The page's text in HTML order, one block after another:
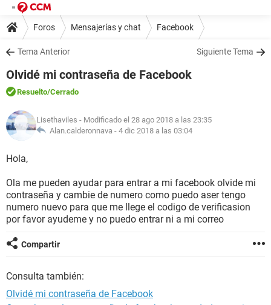
Foros Mensajerías y chat Facebook
Tema Anterior Siguiente Tema
Olvidé mi contraseña de Facebook
Resuelto/Cerrado
Lisethaviles - Modificado el 28 ago 2018 a las 23:35
Alan.calderonnava - 4 dic 2018 a las 03:04
Hola,
Ola me pueden ayudar para entrar a mi facebook olvide mi
contraseña y cambie de numero como puedo aser tengo
numero nuevo para que me llege el codigo de verificasion
por favor ayudeme y no puedo entrar ni a mi correo
Compartir
Consulta también:
Olvidé mi contraseña de Facebook